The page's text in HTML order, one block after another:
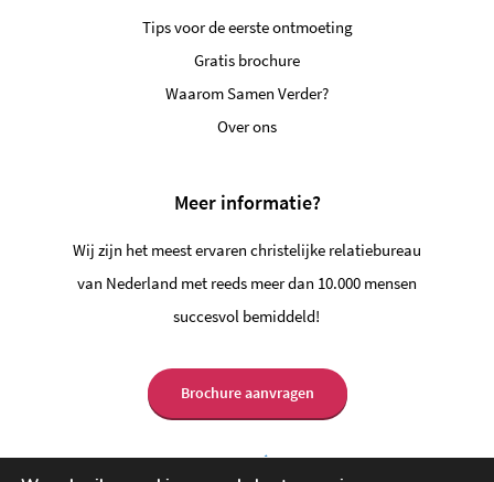
Tips voor de eerste ontmoeting
Gratis brochure
Waarom Samen Verder?
Over ons
Meer informatie?
Wij zijn het meest ervaren christelijke relatiebureau
van Nederland met reeds meer dan 10.000 mensen
succesvol bemiddeld!
Brochure aanvragen